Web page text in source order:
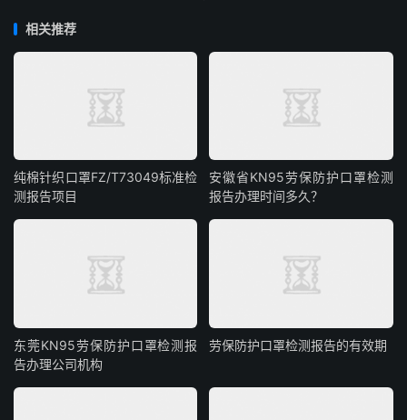
相关推荐
纯棉针织口罩FZ/T73049标准检
测报告项目
安徽省KN95劳保防护口罩检测
报告办理时间多久？
东莞KN95劳保防护口罩检测报
告办理公司机构
劳保防护口罩检测报告的有效期